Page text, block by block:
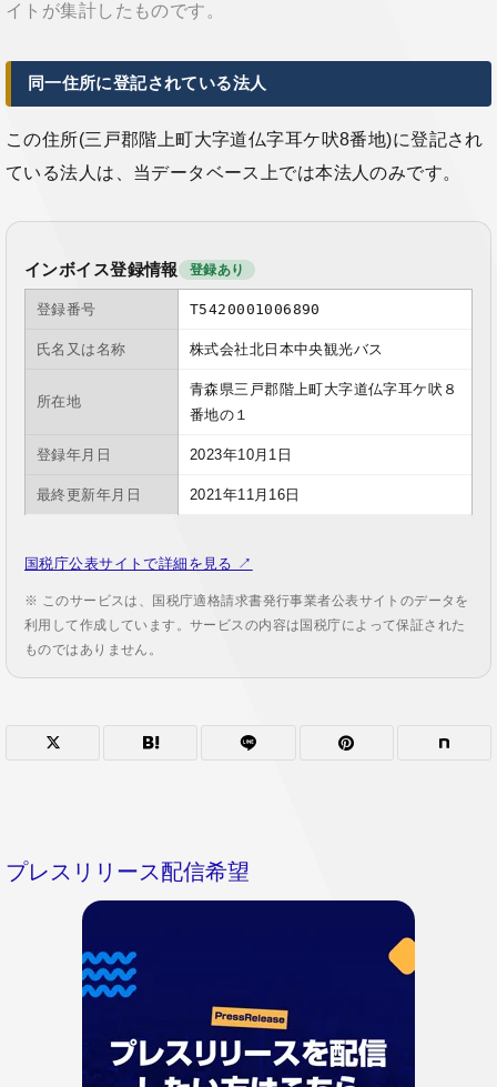
イトが集計したものです。
同一住所に登記されている法人
この住所(三戸郡階上町大字道仏字耳ケ吠8番地)に登記され
ている法人は、当データベース上では本法人のみです。
インボイス登録情報 登録あり
登録番号 T5420001006890
氏名又は名称 株式会社北日本中央観光バス
所在地
青森県三戸郡階上町大字道仏字耳ケ吠８
番地の１
登録年月日 2023年10月1日
最終更新年月日 2021年11月16日
国税庁公表サイトで詳細を見る ↗
※ このサービスは、国税庁適格請求書発行事業者公表サイトのデータを
利用して作成しています。サービスの内容は国税庁によって保証された
ものではありません。
プレスリリース配信希望